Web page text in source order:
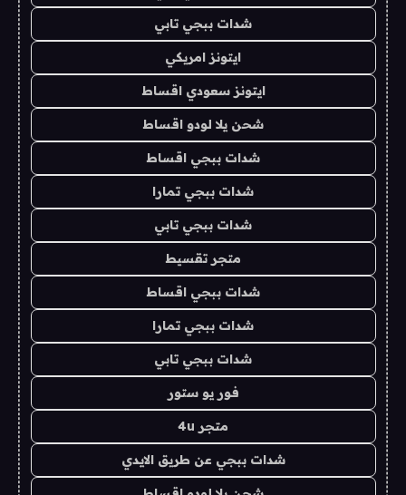
شدات ببجي تابي
ايتونز امريكي
ايتونز سعودي اقساط
شحن يلا لودو اقساط
شدات ببجي اقساط
شدات ببجي تمارا
شدات ببجي تابي
متجر تقسيط
شدات ببجي اقساط
شدات ببجي تمارا
شدات ببجي تابي
فور يو ستور
متجر 4u
شدات ببجي عن طريق الايدي